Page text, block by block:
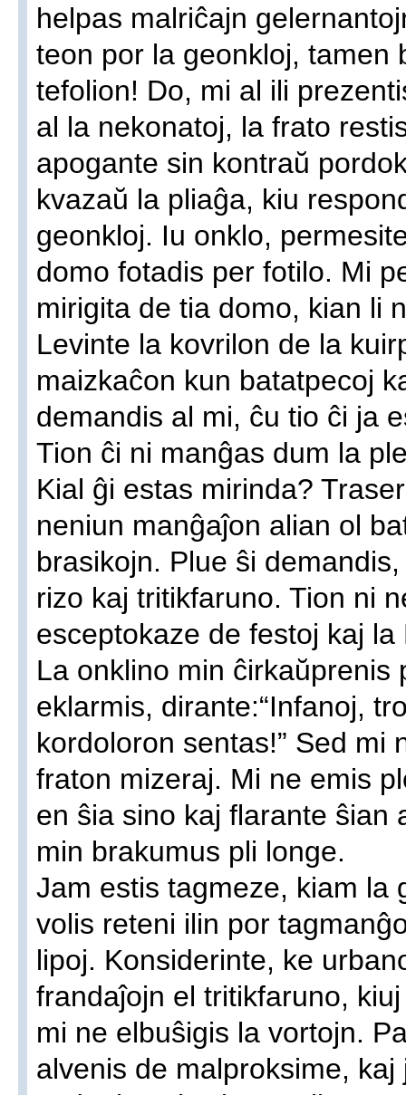
helpas malriĉajn
teon por la geonkloj, tamen
tefolion! Do, mi al ili
al la nekonatoj, la frato
apogante sin kontraŭ
kvazaŭ la pliaĝa, kiu
geonkloj. Iu onklo,
domo fotadis per fotilo. Mi
mirigita de tia domo, kian li
Levinte la kovrilon de la
maizkaĉon kun batatpecoj
demandis al mi, ĉu tio ĉi ja
Tion ĉi ni manĝas dum la
Kial ĝi estas mirinda?
neniun manĝaĵon alian ol
brasikojn. Plue ŝi
rizo kaj tritikfaruno. Tion ni
esceptokaze de festoj kaj
La onklino min ĉirkaŭprenis
eklarmis, dirante:“Infanoj,
kordoloron sentas!” Sed mi
fraton mizeraj. Mi ne emis
en ŝia sino kaj flarante ŝian
min brakumus pli longe.
Jam estis tagmeze, kiam la
volis reteni ilin por
lipoj. Konsiderinte, ke
frandaĵojn el tritikfaruno,
mi ne elbuŝigis la vortojn.
alvenis de malproksime,